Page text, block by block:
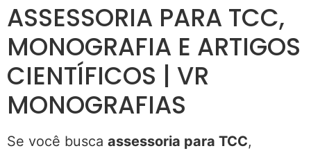
ASSESSORIA PARA TCC,
MONOGRAFIA E ARTIGOS
CIENTÍFICOS | VR
MONOGRAFIAS
Se você busca assessoria para TCC,